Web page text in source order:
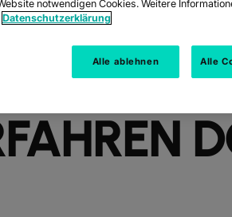
NAAS
notwendigen Cookies. Weitere
Datenschutzerklärung
Alle ablehnen Alle